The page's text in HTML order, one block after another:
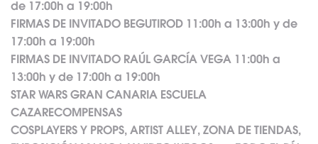
de 17:00h a 19:00h
FIRMAS DE INVITADO BEGUTIROD 11:00h a 13:00h y de
17:00h a 19:00h
FIRMAS DE INVITADO RAÚL GARCÍA VEGA 11:00h a
13:00h y de 17:00h a 19:00h
STAR WARS GRAN CANARIA ESCUELA
CAZARECOMPENSAS
COSPLAYERS Y PROPS, ARTIST ALLEY, ZONA DE TIENDAS,